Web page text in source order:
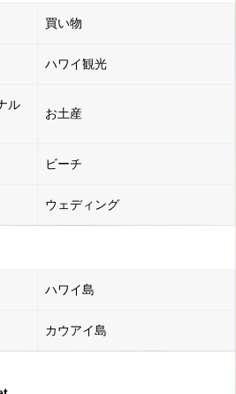
買い物
ハワイ観光
ル
お土産
ビーチ
ウェディング
ハワイ島
カウアイ島